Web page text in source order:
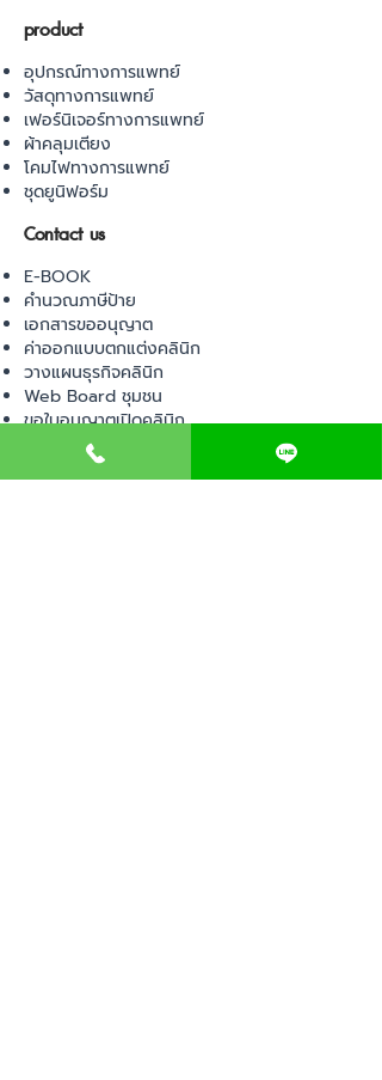
product
อุปกรณ์ทางการแพทย์
วัสดุทางการแพทย์
เฟอร์นิเจอร์ทางการแพทย์
ผ้าคลุมเตียง
โคมไฟทางการแพทย์
ชุดยูนิฟอร์ม
Contact us
E-BOOK
คำนวณภาษีป้าย
เอกสารขออนุญาต
ค่าออกแบบตกแต่งคลินิก
วางแผนธุรกิจคลินิก
Web Board ชุมชน
ขอใบอนุญาตเปิดคลินิก
ภาษีธุรกิจคลินิก
ตรวจสอบรายชื่อแพทย์